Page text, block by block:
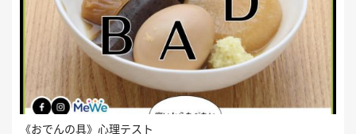
《おでんの具》心理テスト